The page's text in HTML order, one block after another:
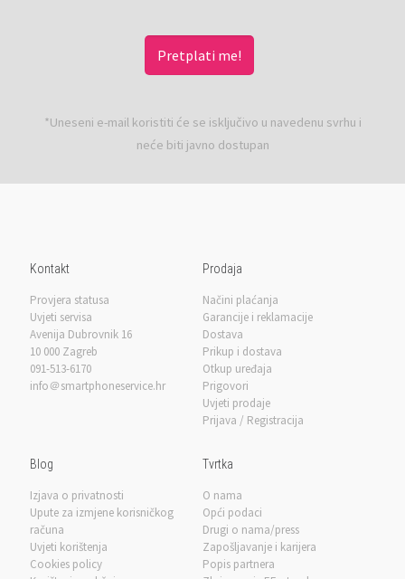
*Uneseni e-mail koristiti će se isključivo u navedenu svrhu i
neće biti javno dostupan
Kontakt
Provjera statusa
Uvjeti servisa
Avenija Dubrovnik 16
10 000 Zagreb
091-513-6170
info＠smartphoneservice.hr
Prodaja
Načini plaćanja
Garancije i reklamacije
Dostava
Prikup i dostava
Otkup uređaja
Prigovori
Uvjeti prodaje
Prijava / Registracija
Blog
Izjava o privatnosti
Upute za izmjene korisničkog
računa
Uvjeti korištenja
Cookies policy
Tvrtka
O nama
Opći podaci
Drugi o nama/press
Zapošljavanje i karijera
Popis partnera